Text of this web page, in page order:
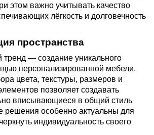
этом важно учитывать качество
лёгкость и долговечность
пространства
— создание уникального
персонализированной мебели.
цвета, текстуры, размеров и
позволяет создавать
вписывающиеся в общий стиль
решения особенно актуальны для
индивидуальность своего